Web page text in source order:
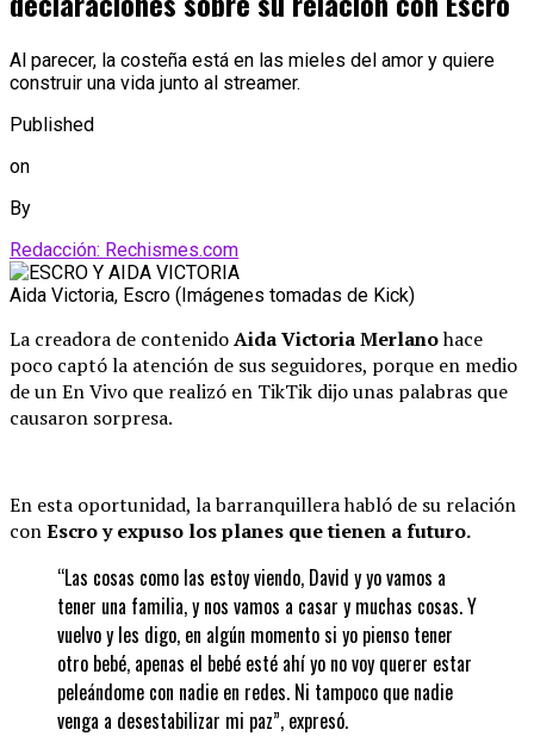
Al parecer, la costeña está en las mieles del amor y quiere
construir una vida junto al streamer.
Published
on
By
Redacción: Rechismes.com
Aida Victoria, Escro (Imágenes tomadas de Kick)
La creadora de contenidoAida Victoria Merlanohace
poco captó la atención de sus seguidores, porque en medio
de un En Vivo que realizó en TikTik dijo unas palabras que
causaron sorpresa.
En esta oportunidad, la barranquillera habló de su relación
conEscro y expuso los planes que tienen a futuro.
“Las cosas como las estoy viendo, David y yo vamos a
tener una familia, y nos vamos a casar y muchas cosas. Y
vuelvo y les digo, en algún momento si yo pienso tener
otro bebé, apenas el bebé esté ahí yo no voy querer estar
peleándome con nadie en redes. Ni tampoco que nadie
venga a desestabilizar mi paz”, expresó.